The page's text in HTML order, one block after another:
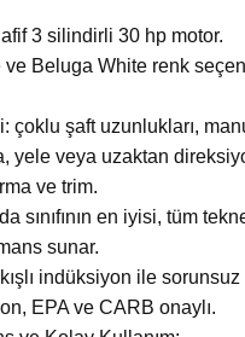
3 silindirli 30 hp motor.
Beluga White renk
çoklu şaft uzunlukları,
yele veya uzaktan
ve trim.
sınıfının en iyisi, tüm
sunar.
indüksiyon ile sorunsuz
EPA ve CARB onaylı.